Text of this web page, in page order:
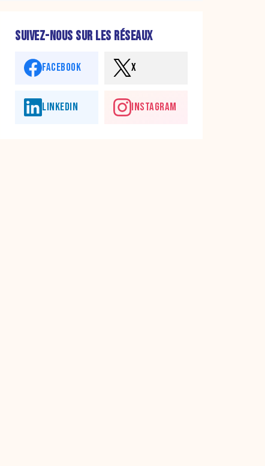
SUIVEZ-NOUS SUR LES RÉSEAUX
FACEBOOK X
LINKEDIN INSTAGRAM